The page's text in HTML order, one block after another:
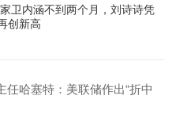
卫内涵不到两个月，刘诗诗凭
创新高
哈塞特：美联储作出“折中